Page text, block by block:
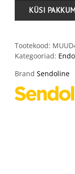
Tootekood:
Kategooriad:
Brand Sendoline